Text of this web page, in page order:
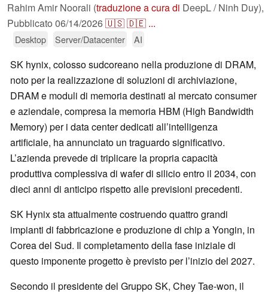
Rahim Amir Noorali (traduzione a cura di DeepL / Ninh Duy),
Pubblicato 06/14/2026🇺🇸🇩🇪 ...
Desktop Server/Datacenter AI
SK hynix, colosso sudcoreano nella produzione di DRAM,
noto per la realizzazione di soluzioni di archiviazione,
DRAM e moduli di memoria destinati al mercato consumer
e aziendale, compresa la memoria HBM (High Bandwidth
Memory) per i data center dedicati all’intelligenza
artificiale, ha annunciato un traguardo significativo.
L’azienda prevede di triplicare la propria capacità
produttiva complessiva di wafer di silicio entro il 2034, con
dieci anni di anticipo rispetto alle previsioni precedenti.
SK Hynix sta attualmente costruendo quattro grandi
impianti di fabbricazione e produzione di chip a Yongin, in
Corea del Sud. Il completamento della fase iniziale di
questo imponente progetto è previsto per l’inizio del 2027.
Secondo il presidente del Gruppo SK, Chey Tae-won, il